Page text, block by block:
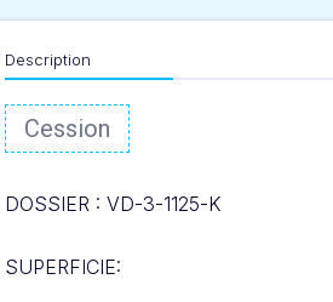
Description
Cession
DOSSIER : VD-3-1125-K
SUPERFICIE: